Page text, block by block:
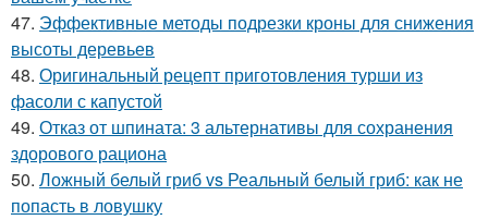
47. Эффективные методы подрезки кроны для снижения
высоты деревьев
48. Оригинальный рецепт приготовления турши из
фасоли с капустой
49. Отказ от шпината: 3 альтернативы для сохранения
здорового рациона
50. Ложный белый гриб vs Реальный белый гриб: как не
попасть в ловушку